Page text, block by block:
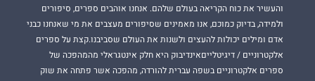
והעשיר את כוח הקריאה בעולם שלהם. אנחנו אוהבים ספרים, סיפורים
ולמידה, בדיוק כמוכם, אנו מאמינים שסיפורים מעצבים את מי שאנחנו כבני
אדם ומילים יכולות להעצים ולשנות את העולם שסביבנו.קצת על ספרים
אלקטרוניים / דיגיטלייםאינדיבוק היא חלק אינטגראלי מהמהפכה של
ספרים אלקטרוניים בשפה עברית להורדה, מהפכה אשר פתחה את שוק